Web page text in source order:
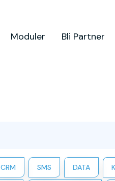
Moduler Bli Partner
CRM SMS DATA